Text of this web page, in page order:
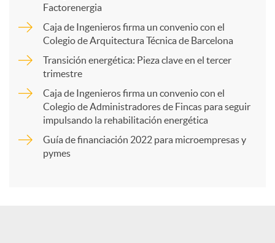
r
Factorenergia
Caja de Ingenieros firma un convenio con el
Colegio de Arquitectura Técnica de Barcelona
Transición energética: Pieza clave en el tercer
trimestre
Caja de Ingenieros firma un convenio con el
Colegio de Administradores de Fincas para seguir
impulsando la rehabilitación energética
Guía de financiación 2022 para microempresas y
pymes